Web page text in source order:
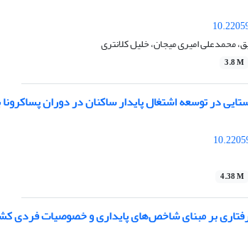
امیری میجان، خلیل کلانتری
3.8 M
در توسعه اشتغال پایدار ساکنان در دوران
4.38 M
بر مبنای شاخص‌های پایداری و خصوصیات فردی